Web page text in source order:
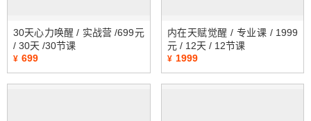
30天心力唤醒 / 实战营 /699元
/ 30天 /30节课
¥ 699
内在天赋觉醒 / 专业课 / 1999
元 / 12天 / 12节课
¥ 1999